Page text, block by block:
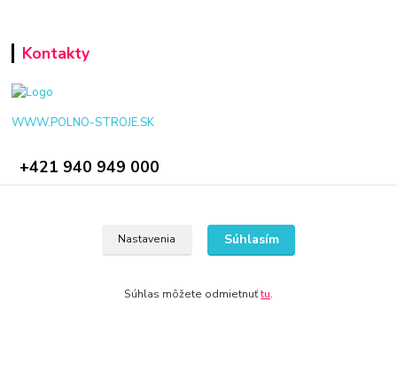
Kontakty
WWW.POLNO-STROJE.SK
+421 940 949 000
Nastavenia Súhlasím
Súhlas môžete odmietnuťtu.